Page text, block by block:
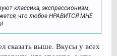
классика, экспрессионизм,
что любое НРАВИТСЯ МНЕ
сказать выше. Вкусы у всех